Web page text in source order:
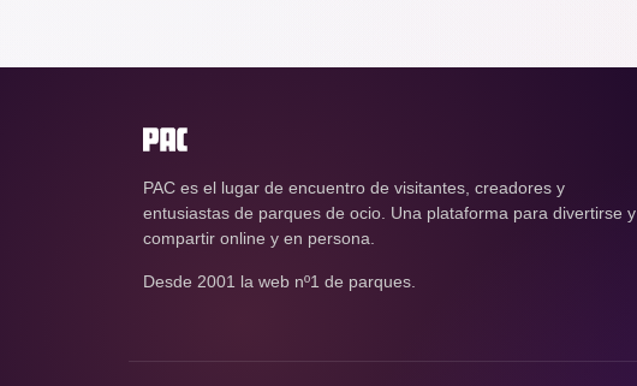
PAC es el lugar de encuentro de visitantes, creadores y
entusiastas de parques de ocio. Una plataforma para divertirse y
compartir online y en persona.
Desde 2001 la web nº1 de parques.